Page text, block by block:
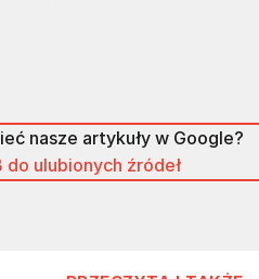
nasze artykuły w Google?
ulubionych źródeł